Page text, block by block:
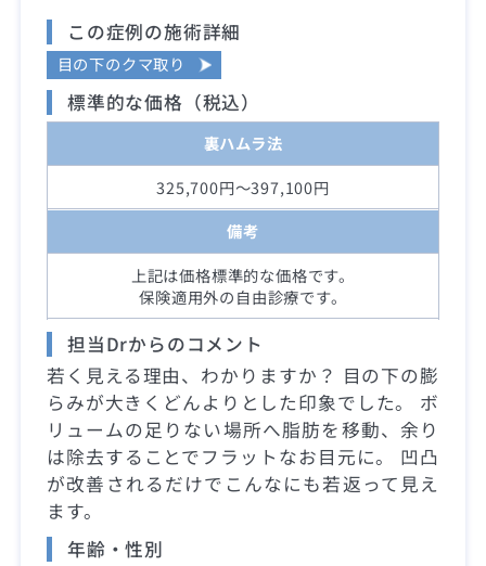
この症例の施術詳細
目の下のクマ取り
標準的な価格（税込）
裏ハムラ法
325,700円～397,100円
備考
上記は価格標準的な価格です。
保険適用外の自由診療です。
担当Drからのコメント
若く見える理由、わかりますか？ 目の下の膨
らみが大きくどんよりとした印象でした。 ボ
リュームの足りない場所へ脂肪を移動、余り
は除去することでフラットなお目元に。 凹凸
が改善されるだけでこんなにも若返って見え
ます。
年齢・性別